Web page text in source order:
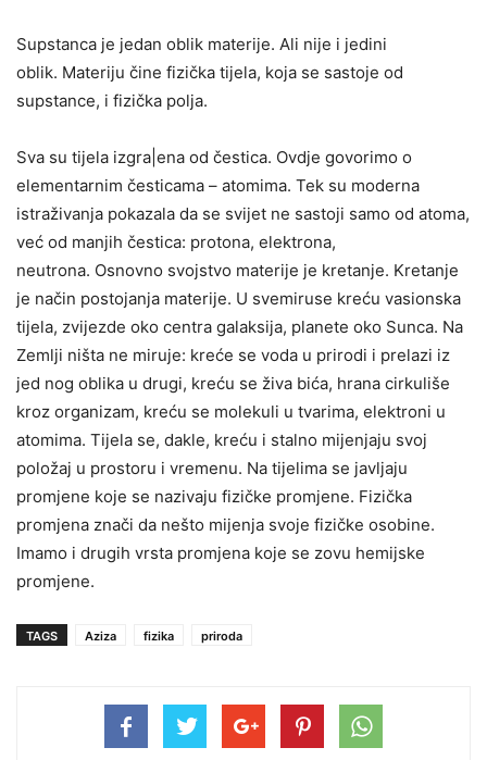
Supstanca je jedan oblik materije. Ali nije i jedini
oblik. Materiju čine fizička tijela, koja se sastoje od
supstance, i fizička polja.
Sva su tijela izgra|ena od čestica. Ovdje govorimo o
elementarnim česticama – atomima. Tek su moderna
istraživanja pokazala da se svijet ne sastoji samo od atoma,
već od manjih čestica: protona, elektrona,
neutrona. Osnovno svojstvo materije je kretanje. Kretanje
je način postojanja materije. U svemiruse kreću vasionska
tijela, zvijezde oko centra galaksija, planete oko Sunca. Na
Zemlji ništa ne miruje: kreće se voda u prirodi i prelazi iz
jed nog oblika u drugi, kreću se živa bića, hrana cirkuliše
kroz organizam, kreću se molekuli u tvarima, elektroni u
atomima. Tijela se, dakle, kreću i stalno mijenjaju svoj
položaj u prostoru i vremenu. Na tijelima se javljaju
promjene koje se nazivaju fizičke promjene. Fizička
promjena znači da nešto mijenja svoje fizičke osobine.
Imamo i drugih vrsta promjena koje se zovu hemijske
promjene.
TAGS Aziza fizika priroda